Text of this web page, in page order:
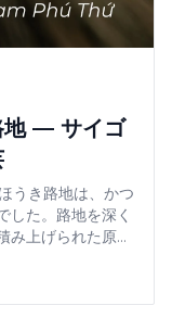
地 — サイゴ
うき路地は、かつ
した。路地を深く
み上げられた原材